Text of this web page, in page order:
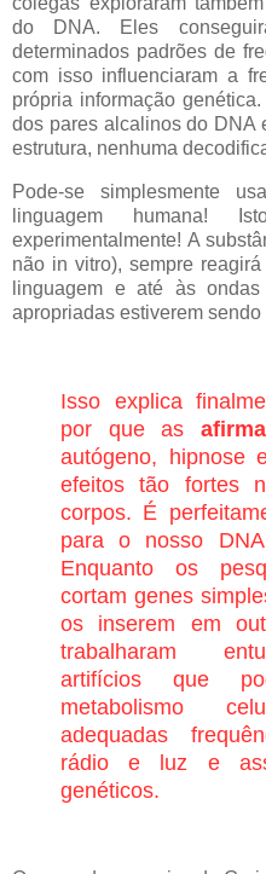
do DNA. Eles
determinados padrões de
com isso influenciaram a
própria informação
dos pares alcalinos do DNA
estrutura, nenhuma
Pode-se simplesmente
linguagem humana!
experimentalmente! A
não in vitro), sempre
linguagem e até às
apropriadas estiverem sendo
Isso explica
por que as
autógeno, hipnose
efeitos tão fortes
corpos. É
para o nosso
Enquanto os
cortam genes
os inserem em
trabalharam
artifícios que
metabolismo
adequadas
rádio e luz e
genéticos.